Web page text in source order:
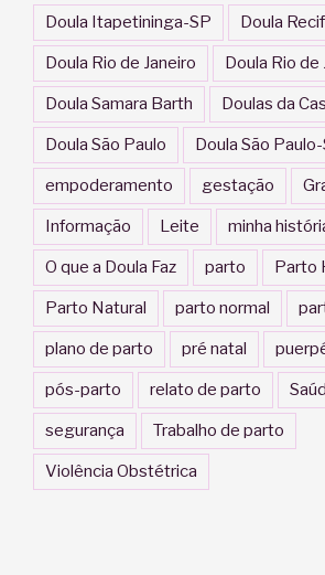
Doula Itapetininga-SP Doula
Doula Rio de Janeiro Doula Rio de
Doula Samara Barth Doulas da
Doula São Paulo Doula São
empoderamento gestação
Informação Leite minha
O que a Doula Faz parto Parto
Parto Natural parto normal
plano de parto pré natal
pós-parto relato de parto
segurança Trabalho de parto
Violência Obstétrica